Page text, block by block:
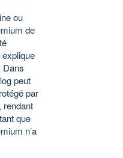
ou
de
Dans
peut
par
rendant
que
n’a